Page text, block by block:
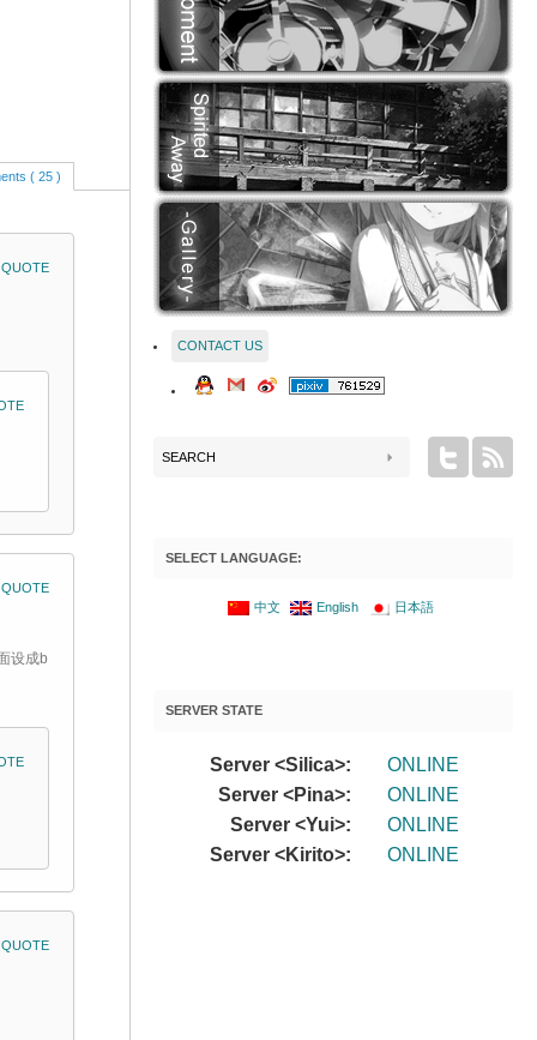
( 25 )
QUOTE
QUOTE
设成b
QUOTE
CONTACT US
SELECT LANGUAGE:
中文 English 日本語
SERVER STATE
Server <Silica>:
ONLINE
Server <Pina>:
ONLINE
Server <Yui>:
ONLINE
Server <Kirito>:
ONLINE